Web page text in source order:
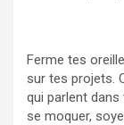
Ferme tes
sur tes projets.
qui parlent
se moquer,